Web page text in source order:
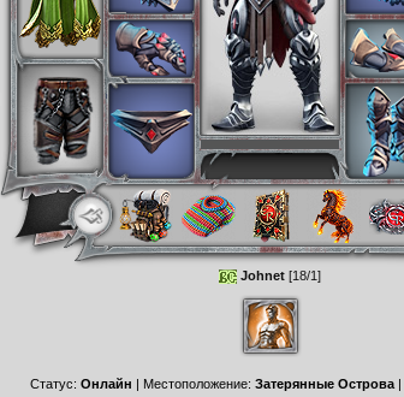
Статус: Онлайн | Местоположение: Затерянные Острова|
Johnet [18/1]